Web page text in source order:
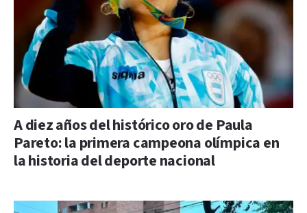
A diez años del histórico oro de Paula
Pareto: la primera campeona olímpica en
la historia del deporte nacional